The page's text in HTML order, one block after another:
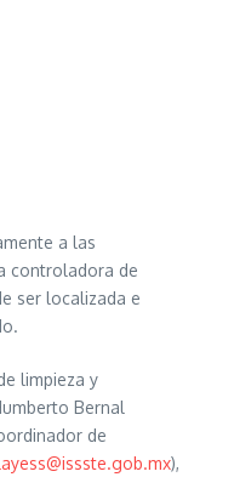
a las
controladora de
ser localizada e
limpieza y
Bernal
de
),